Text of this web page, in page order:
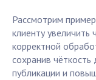
Рассмотрим
клиенту
корректной
сохранив
публикации и